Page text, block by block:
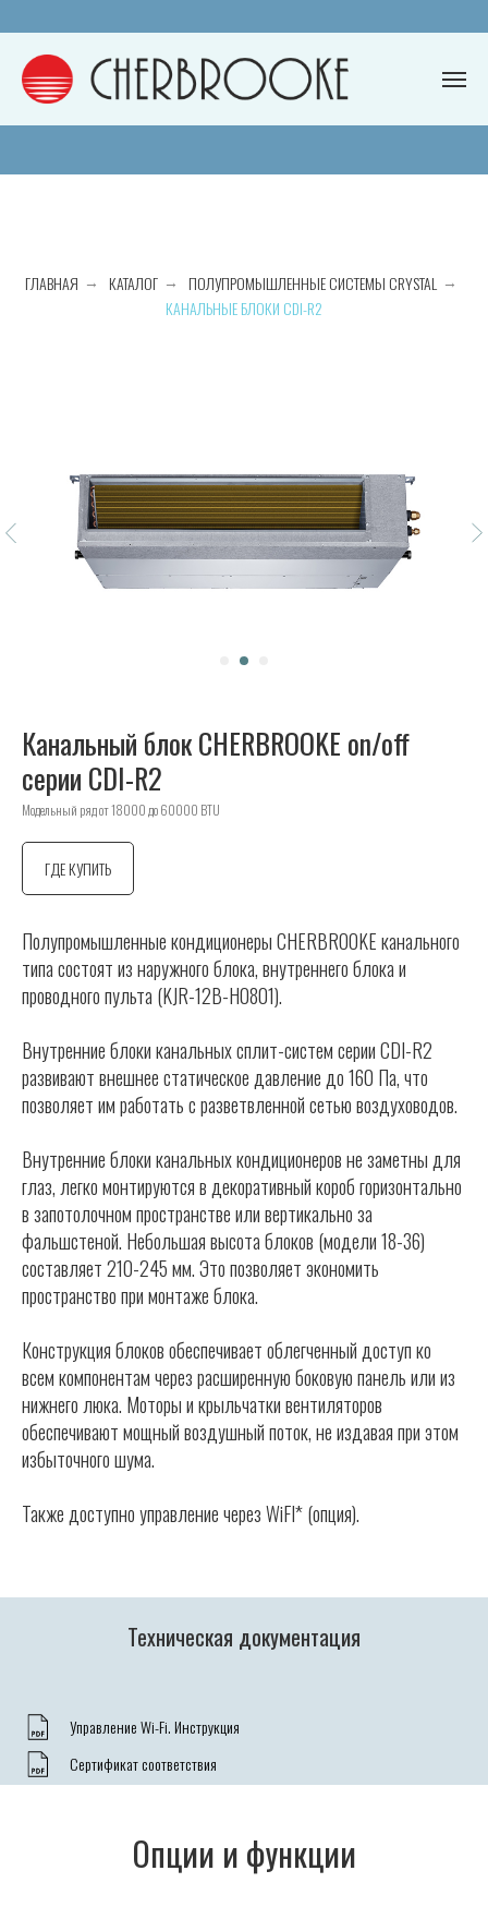
ГЛАВНАЯ → КАТАЛОГ → ПОЛУПРОМЫШЛЕННЫЕ СИСТЕМЫ CRYSTAL →
КАНАЛЬНЫЕ БЛОКИ CDI-R2
Канальный блок CHERBROOKE on/off
серии CDI-R2
Модельный ряд от 18000 до 60000 BTU
ГДЕ КУПИТЬ
Полупромышленные кондиционеры CHERBROOKE канального
типа состоят из наружного блока, внутреннего блока и
проводного пульта (KJR-12B-H0801).
Внутренние блоки канальных сплит-систем серии CDI-R2
развивают внешнее статическое давление до 160 Па, что
позволяет им работать с разветвленной сетью воздуховодов.
Внутренние блоки канальных кондиционеров не заметны для
глаз, легко монтируются в декоративный короб горизонтально
в запотолочном пространстве или вертикально за
фальшстеной. Небольшая высота блоков (модели 18-36)
составляет 210-245 мм. Это позволяет экономить
пространство при монтаже блока.
Конструкция блоков обеспечивает облегченный доступ ко
всем компонентам через расширенную боковую панель или из
нижнего люка. Моторы и крыльчатки вентиляторов
обеспечивают мощный воздушный поток, не издавая при этом
избыточного шума.
Также доступно управление через WiFI* (опция).
Техническая документация
Управление Wi-Fi. Инструкция
Сертификат соответствия
Опции и функции